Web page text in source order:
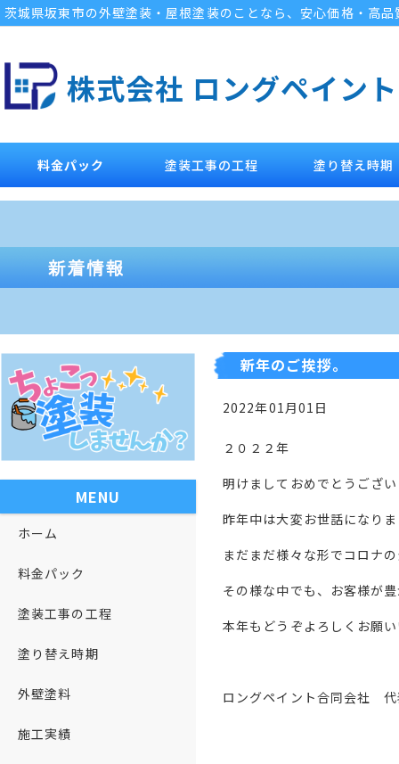
茨城県坂東市の外壁塗装・屋根塗装のことなら、安心価格・高
株式会社 ロングペイント
料金パック 塗装工事の工程 塗り替え時期
新年のご挨拶。
2022年01月01日
２０２２年
明けましておめでとうござ
昨年中は大変お世話になり
まだまだ様々な形でコロナ
その様な中でも、お客様が
本年もどうぞよろしくお願
ロングペイント合同会社
MENU
ホーム
料金パック
塗装工事の工程
塗り替え時期
外壁塗料
施工実績